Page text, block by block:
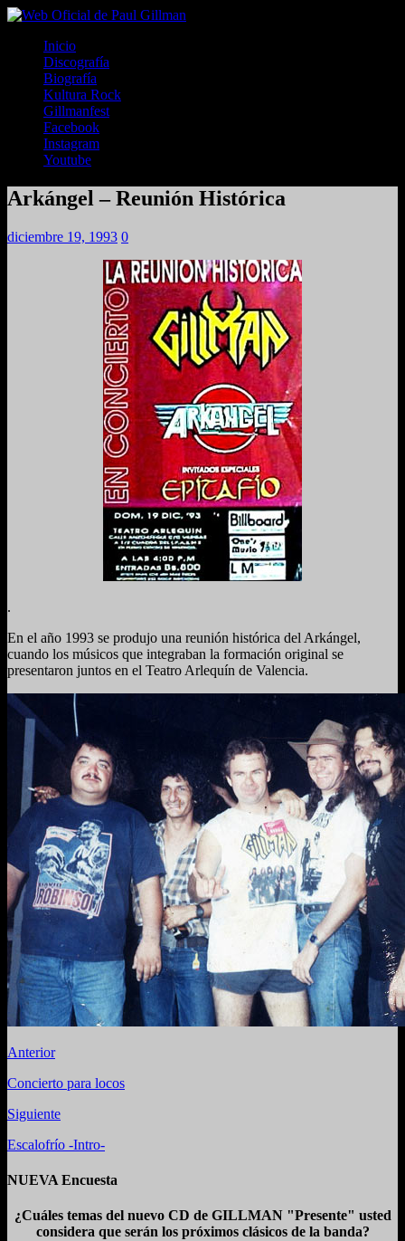
Inicio
Discografía
Biografía
Kultura Rock
Gillmanfest
Facebook
Instagram
Youtube
Arkángel – Reunión Histórica
diciembre 19, 1993 0
.
En el año 1993 se produjo una reunión histórica del Arkángel,
cuando los músicos que integraban la formación original se
presentaron juntos en el Teatro Arlequín de Valencia.
Anterior
Concierto para locos
Siguiente
Escalofrío -Intro-
NUEVA Encuesta
¿Cuáles temas del nuevo CD de GILLMAN "Presente" usted
considera que serán los próximos clásicos de la banda?